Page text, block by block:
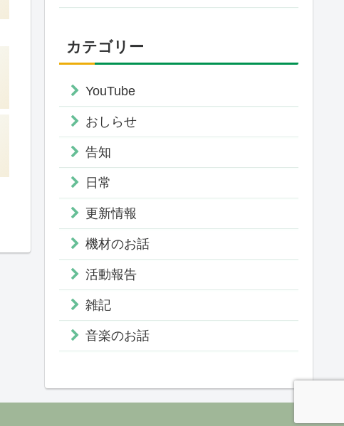
カテゴリー
YouTube
おしらせ
告知
日常
更新情報
機材のお話
活動報告
雑記
音楽のお話